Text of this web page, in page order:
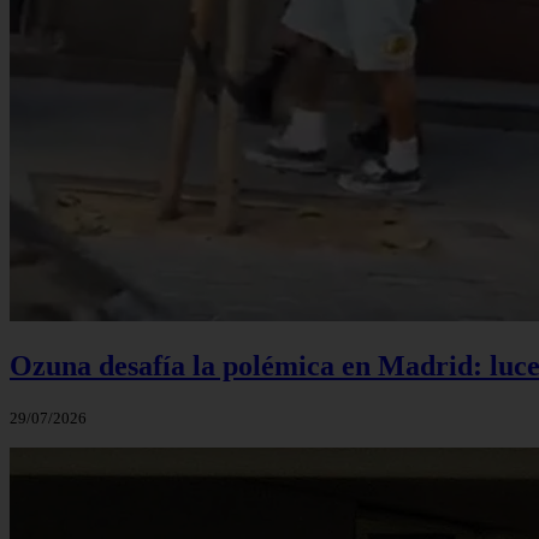
Ozuna desafía la polémica en Madrid:
29/07/2026